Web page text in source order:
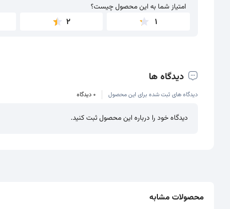
امتیاز شما به این محصول چیست؟
امتیاز شما به این محصول چیست؟
1
2
دیدگاه ها
دیدگاه های ثبت شده برای این محصول 0 دیدگاه
دیدگاه خود را درباره این محصول ثبت کنید.
محصولات مشابه